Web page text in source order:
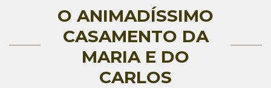
O ANIMADÍSSIMO
CASAMENTO DA
MARIA E DO
CARLOS